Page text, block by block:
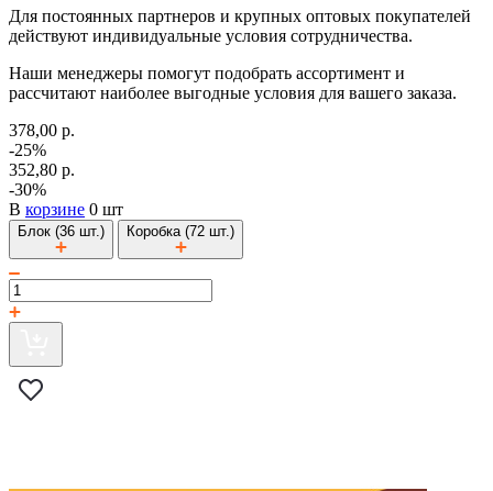
Для постоянных партнеров и крупных оптовых покупателей
действуют индивидуальные условия сотрудничества.
Наши менеджеры помогут подобрать ассортимент и
рассчитают наиболее выгодные условия для вашего заказа.
378,00 р.
-25%
352,80 р.
-30%
В корзине 0 шт
Блок (36 шт.) Коробка (72 шт.)